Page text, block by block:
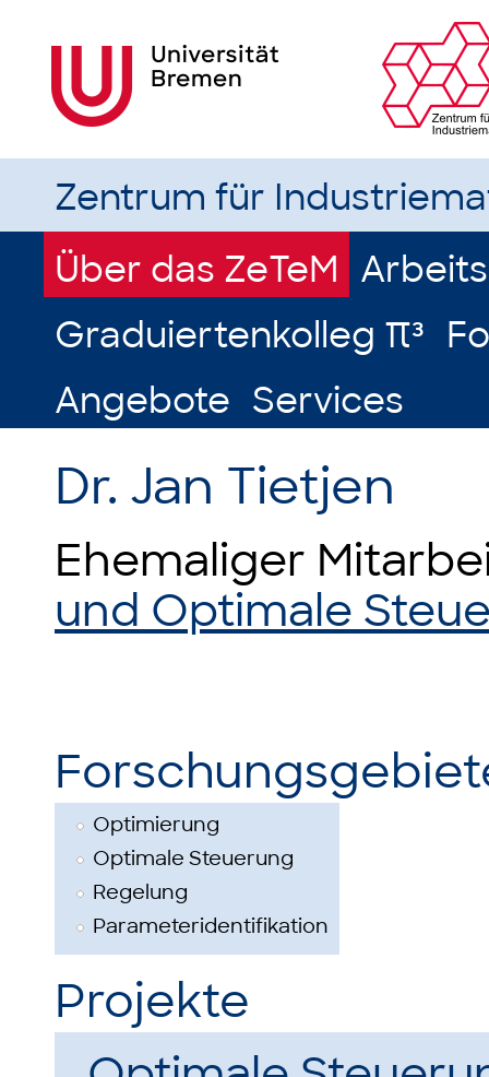
Zentrum für
Über das ZeTeM
Graduiertenkolleg π³
Angebote Services
Dr. Jan Tietjen
Ehemaliger
und Optimale
Optimierung
Optimale Steuerung
Regelung
Parameteridentifikation
Projekte